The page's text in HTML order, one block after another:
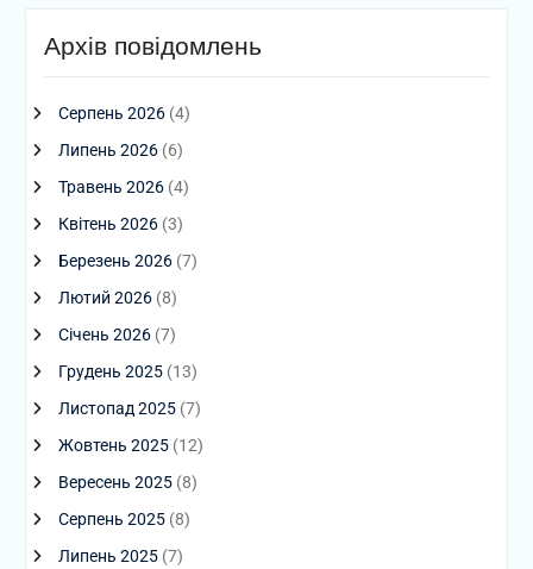
Архів повідомлень
Серпень 2026(4)
Липень 2026(6)
Травень 2026(4)
Квітень 2026(3)
Березень 2026(7)
Лютий 2026(8)
Січень 2026(7)
Грудень 2025(13)
Листопад 2025(7)
Жовтень 2025(12)
Вересень 2025(8)
Серпень 2025(8)
Липень 2025(7)